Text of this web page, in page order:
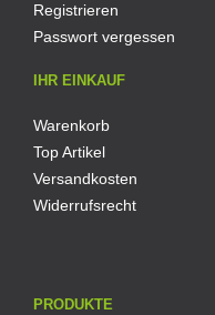
Registrieren
Passwort vergessen
IHR EINKAUF
Warenkorb
Top Artikel
Versandkosten
Widerrufsrecht
PRODUKTE